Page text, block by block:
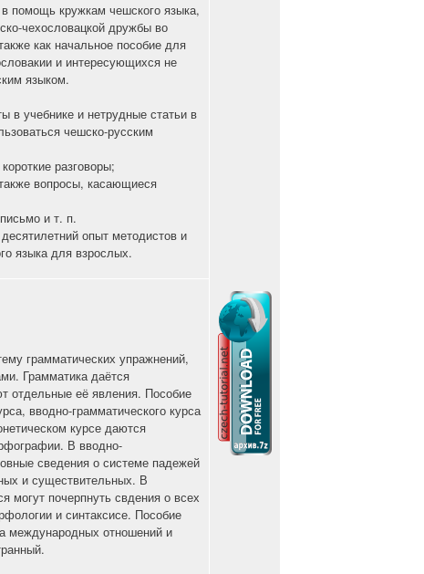
помощь кружкам чешского языка,
чехословацкой дружбы во
как начальное пособие для
и интересующихся не
языком.
в учебнике и нетрудные статьи в
чешско-русским
разговоры;
вопросы, касающиеся
и т. п.
опыт методистов и
языка для взрослых.
грамматических упражнений,
Грамматика даётся
отдельные её явления. Пособие
вводно-грамматического курса
курсе даются
В вводно-
сведения о системе падежей
и существительных. В
могут почерпнуть свдения о всех
и синтаксисе. Пособие
международных отношений и